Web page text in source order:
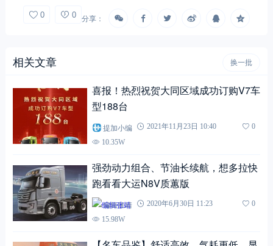
0 0 分享：
相关文章 换一批
喜报！热烈祝贺大同区域成功订购V7车
型188台
提加小编 2021年11月23日 10:40
0
10.35W
强劲动力组合、节油长续航，想多拉快
跑看看大运N8V质蕙版
编辑张靖 2020年6月30日 11:23
0
15.98W